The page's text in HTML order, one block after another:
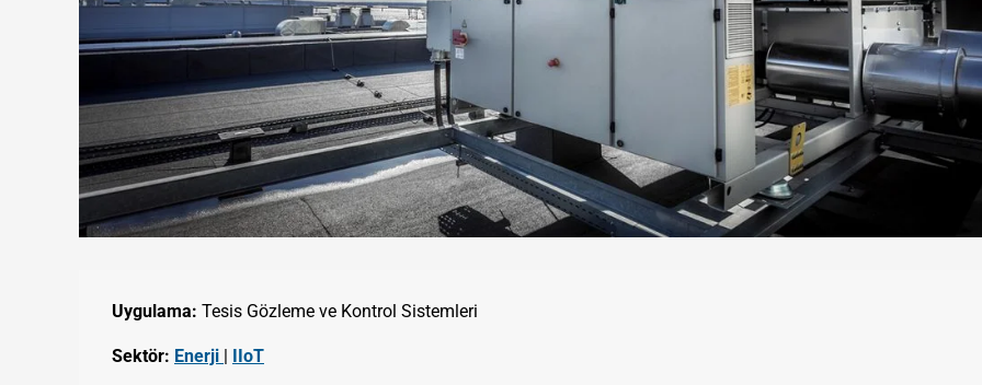
Uygulama: Tesis Gözleme ve Kontrol Sistemleri
Sektör: Enerji | IIoT